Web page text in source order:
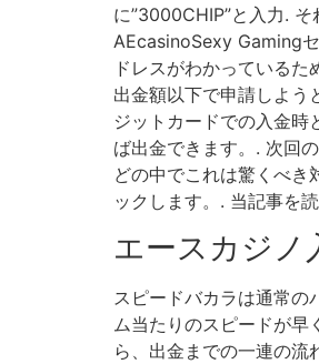
に”3000CHIP”と入力.
AEcasinoSexy Gaming
ドレスがわかっている
出金額以下で申請しよう
ジットカードでの入金
ば出金できます。. 次回
どの中でこれは驚くべき
ックします。. 当記事を
エースカジノ
スピードバカラは通常の
ム当たりのスピードが早
ら、出金までの一連の流